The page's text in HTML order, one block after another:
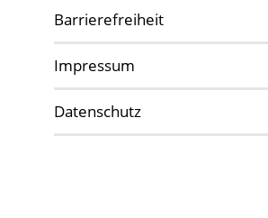
Barrierefreiheit
Impressum
Datenschutz